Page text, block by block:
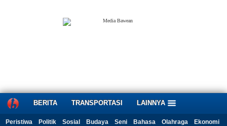
BERITA TRANSPORTASI LAINNYA
Peristiwa Politik Sosial Budaya Seni Bahasa Olahraga
Ekonomi